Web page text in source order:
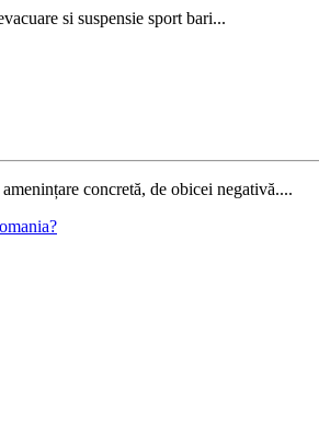
si suspensie sport bari...
concretă, de obicei negativă....